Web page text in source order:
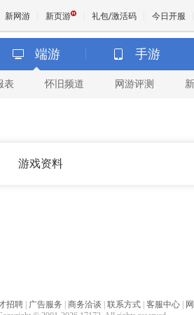
新网游 新页游 礼包/激活码 今日开服
端游 手游
表 怀旧频道 网游评测
游戏资料
招聘 广告服务 商务洽谈 联系方式 客服中心